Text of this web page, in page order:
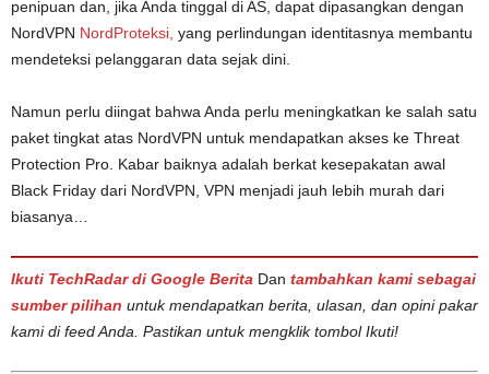
penipuan dan, jika Anda tinggal di AS, dapat dipasangkan dengan
NordVPN NordProteksi, yang perlindungan identitasnya membantu
mendeteksi pelanggaran data sejak dini.
Namun perlu diingat bahwa Anda perlu meningkatkan ke salah satu
paket tingkat atas NordVPN untuk mendapatkan akses ke Threat
Protection Pro. Kabar baiknya adalah berkat kesepakatan awal
Black Friday dari NordVPN, VPN menjadi jauh lebih murah dari
biasanya…
Ikuti TechRadar di Google Berita Dan tambahkan kami sebagai
sumber pilihan untuk mendapatkan berita, ulasan, dan opini pakar
kami di feed Anda. Pastikan untuk mengklik tombol Ikuti!